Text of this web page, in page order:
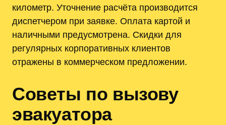
километр. Уточнение расчёта производится
диспетчером при заявке. Оплата картой и
наличными предусмотрена. Скидки для
регулярных корпоративных клиентов
отражены в коммерческом предложении.
Советы по вызову
эвакуатора